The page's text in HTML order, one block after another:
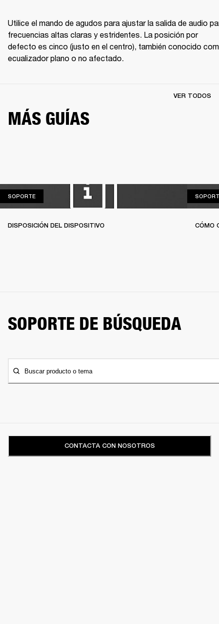
Utilice el mando de agudos para ajustar la salida de audio
frecuencias altas claras y estridentes. La posición por
defecto es cinco (justo en el centro), también conocido
ecualizador plano o no afectado.
MÁS GUÍAS
VER TODOS
SOPORTESOPORTE
DISPOSICIÓN DEL DISPOSITIVO CÓMO
SOPORTE DE BÚSQUEDA
Buscar producto o tema
CONTACTA CON NOSOTROS